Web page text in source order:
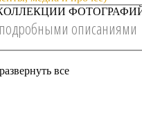
описаниями
развернуть все